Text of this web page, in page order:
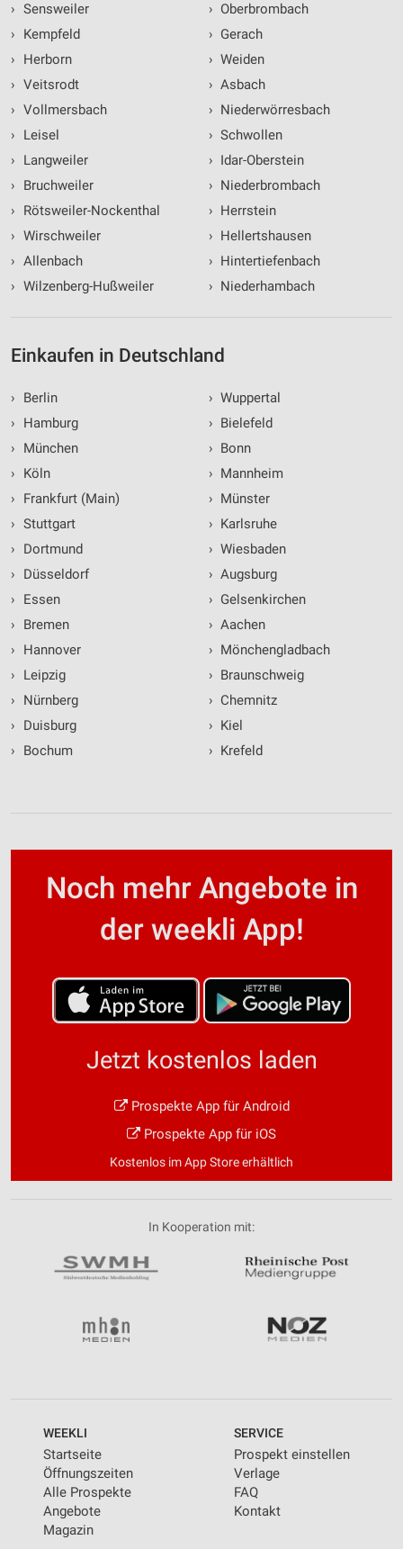
› Sensweiler
›
Kempfeld
›
Herborn
› Veitsrodt
› Vollmersbach
›
Leisel
›
Langweiler
›
Bruchweiler
›
Rötsweiler-Nockenthal
› Wirschweiler
› Allenbach
› Wilzenberg-Hußweiler
› Oberbrombach
› Gerach
› Weiden
› Asbach
› Niederwörresbach
› Schwollen
› Idar-Oberstein
› Niederbrombach
› Herrstein
› Hellertshausen
› Hintertiefenbach
› Niederhambach
Einkaufen in Deutschland
›
Berlin
›
Hamburg
›
München
›
Köln
›
Frankfurt (Main)
› Stuttgart
›
Dortmund
›
Düsseldorf
›
Essen
›
Bremen
›
Hannover
›
Leipzig
›
Nürnberg
›
Duisburg
›
Bochum
› Wuppertal
› Bielefeld
› Bonn
› Mannheim
› Münster
› Karlsruhe
› Wiesbaden
› Augsburg
› Gelsenkirchen
› Aachen
› Mönchengladbach
› Braunschweig
› Chemnitz
› Kiel
› Krefeld
Noch mehr Angebote in
der weekli App!
Jetzt kostenlos laden
Prospekte App für Android
Prospekte App für iOS
Kostenlos im App Store erhältlich
In Kooperation mit:
WEEKLI
Startseite
Öffnungszeiten
Alle Prospekte
Angebote
Magazin
SERVICE
Prospekt einstellen
Verlage
FAQ
Kontakt
Messung der Performance von Inhalten
Analyse von Zielgruppen durch Statistiken oder
Kombinationen von Daten aus verschiedenen
Quellen
Entwicklung und Verbesserung der Angebote
Inhalten
Geräte anhand von aktiv angeforderten
Funktional
Werbung